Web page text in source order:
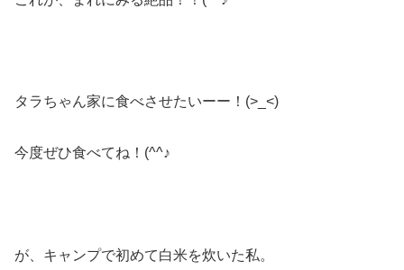
タラちゃん家に食べさせたいーー！(>_<)
今度ぜひ食べてね！(^^♪
が、キャンプで初めて白米を炊いた私。